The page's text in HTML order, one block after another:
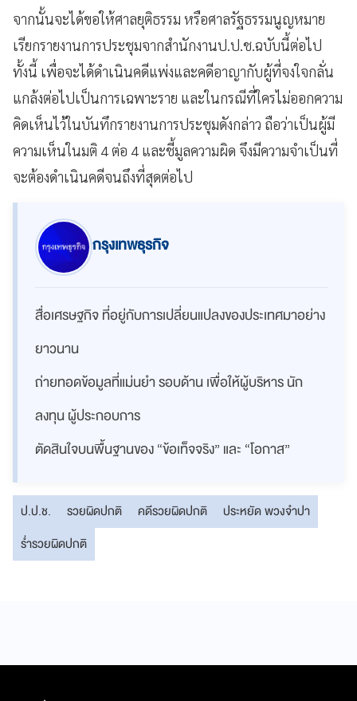
จากนั้นจะได้ขอให้ศาลยุติธรรม หรือศาลรัฐธรรมนูญหมาย
เรียกรายงานการประชุมจากสำนักงานป.ป.ช.ฉบับนี้ต่อไป
ทั้งนี้ เพื่อจะได้ดำเนินคดีแพ่งและคดีอาญากับผู้ที่จงใจกลั่น
แกล้งต่อไปเป็นการเฉพาะราย และในกรณีที่ใครไม่ออกความ
คิดเห็นไว้ในบันทึกรายงานการประชุมดังกล่าว ถือว่าเป็นผู้มี
ความเห็นในมติ 4 ต่อ 4 และชี้มูลความผิด จึงมีความจำเป็นที่
จะต้องดำเนินคดีจนถึงที่สุดต่อไป
กรุงเทพธุรกิจ
สื่อเศรษฐกิจ ที่อยู่กับการเปลี่ยนแปลงของประเทศมาอย่าง
ยาวนาน
ถ่ายทอดข้อมูลที่แม่นยำ รอบด้าน เพื่อให้ผู้บริหาร นัก
ลงทุน ผู้ประกอบการ
ตัดสินใจบนพื้นฐานของ “ข้อเท็จจริง” และ “โอกาส”
ป.ป.ช. รวยผิดปกติ คดีรวยผิดปกติ
ประหยัด พวงจำปา
ร่ำรวยผิดปกติ